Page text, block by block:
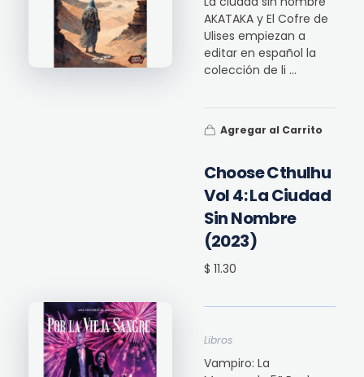
Choose Cthulhu
Vol 4: La Ciudad
Sin Nombre
(2023)
$ 11.30
AKATAKA y El Cofre de
Ulises empiezan a
editar en español la
colección de li ...
Agregar al Carrito
Libros
Vampiro: La